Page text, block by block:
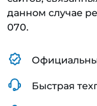
данном случае
070.
Быстрая